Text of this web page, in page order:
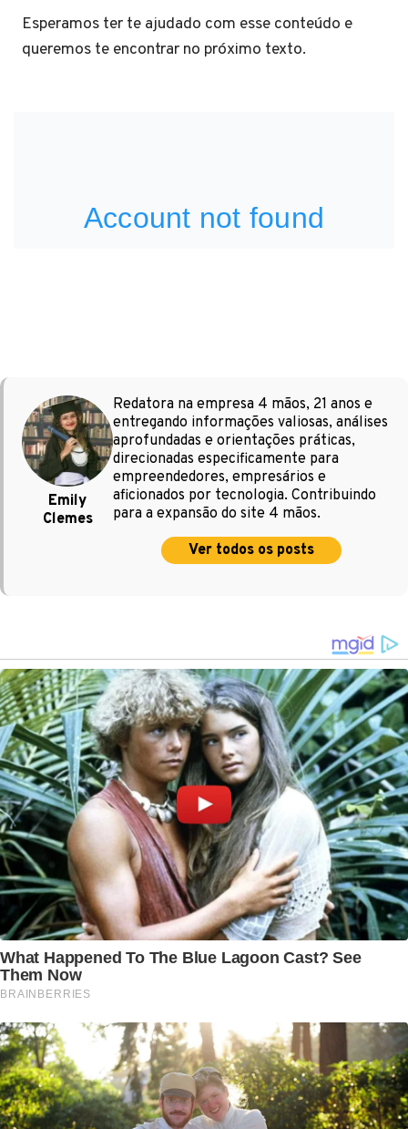
Esperamos ter te ajudado com esse conteúdo e
queremos te encontrar no próximo texto.
Emily
Clemes
Redatora na empresa 4 mãos, 21 anos e
entregando informações valiosas, análises
aprofundadas e orientações práticas,
direcionadas especificamente para
empreendedores, empresários e
aficionados por tecnologia. Contribuindo
para a expansão do site 4 mãos.
Ver todos os posts